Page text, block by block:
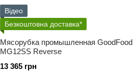
Відео
Безкоштовна доставка*
Мясорубка промышленная GoodFood
MG12SS Reverse
13 365 грн